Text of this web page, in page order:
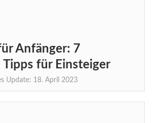
Anfänger: 7
für Einsteiger
Update: 18. April 2023